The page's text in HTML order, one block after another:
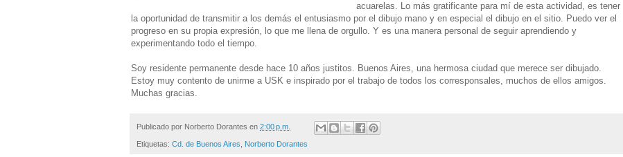
acuarelas. Lo más gratificante para mí de esta actividad, es tener
la oportunidad de transmitir a los demás el entusiasmo por el dibujo mano y en especial el dibujo en el sitio. Puedo ver el
progreso en su propia expresión, lo que me llena de orgullo. Y es una manera personal de seguir aprendiendo y
experimentando todo el tiempo.
Soy residente permanente desde hace 10 años justitos. Buenos Aires, una hermosa ciudad que merece ser dibujado.
Estoy muy contento de unirme a USK e inspirado por el trabajo de todos los corresponsales, muchos de ellos amigos.
Muchas gracias.
Publicado por Norberto Dorantes en 2:00 p.m.
Etiquetas: Cd. de Buenos Aires Norberto Dorantes